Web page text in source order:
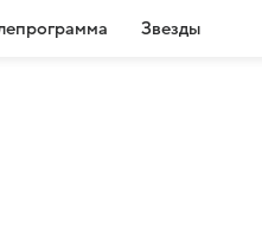
Звезды